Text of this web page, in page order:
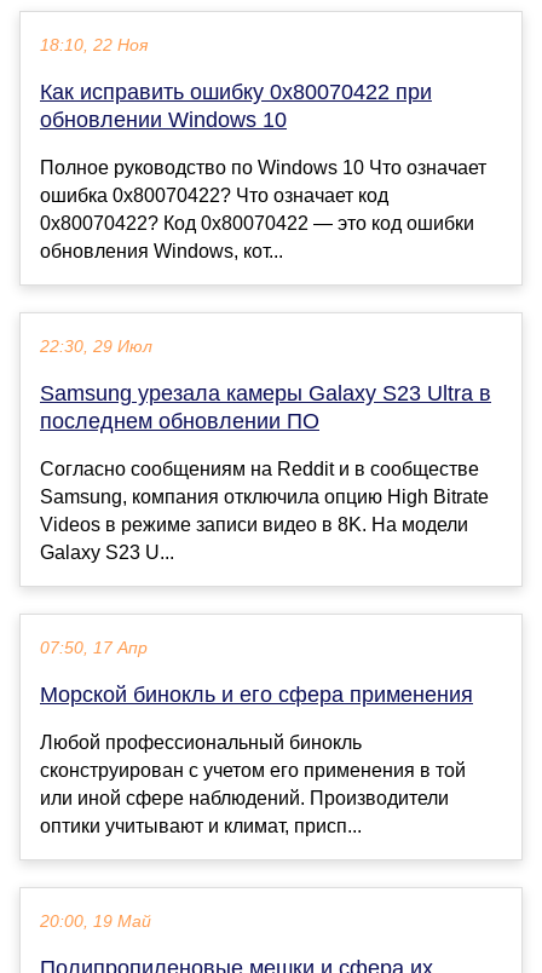
18:10, 22 Ноя
Как исправить ошибку 0x80070422 при
обновлении Windows 10
Полное руководство по Windows 10 Что означает
ошибка 0x80070422? Что означает код
0x80070422? Код 0x80070422 — это код ошибки
обновления Windows, кот...
22:30, 29 Июл
Samsung урезала камеры Galaxy S23 Ultra в
последнем обновлении ПО
Согласно сообщениям на Reddit и в сообществе
Samsung, компания отключила опцию High Bitrate
Videos в режиме записи видео в 8K. На модели
Galaxy S23 U...
07:50, 17 Апр
Морской бинокль и его сфера применения
Любой профессиональный бинокль
сконструирован с учетом его применения в той
или иной сфере наблюдений. Производители
оптики учитывают и климат, присп...
20:00, 19 Май